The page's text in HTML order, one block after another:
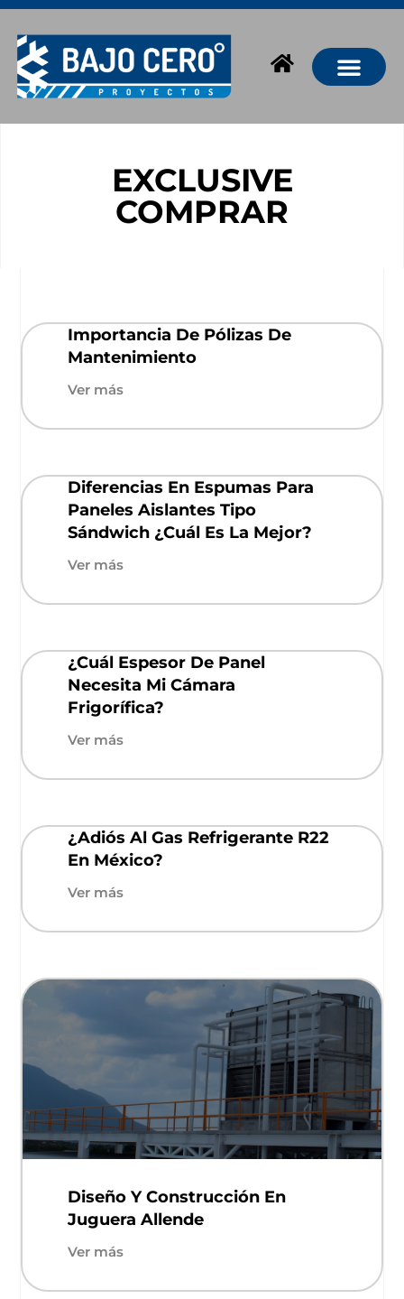
EXCLUSIVE
COMPRAR
Importancia De Pólizas De
Mantenimiento
Ver más
Diferencias En Espumas Para
Paneles Aislantes Tipo
Sándwich ¿Cuál Es La Mejor?
Ver más
¿Cuál Espesor De Panel
Necesita Mi Cámara
Frigorífica?
Ver más
¿Adiós Al Gas Refrigerante R22
En México?
Ver más
Diseño Y Construcción En
Juguera Allende
Ver más